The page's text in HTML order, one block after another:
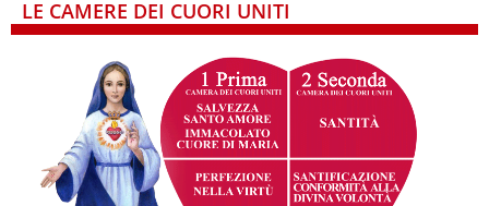
LE CAMERE DEI CUORI UNITI